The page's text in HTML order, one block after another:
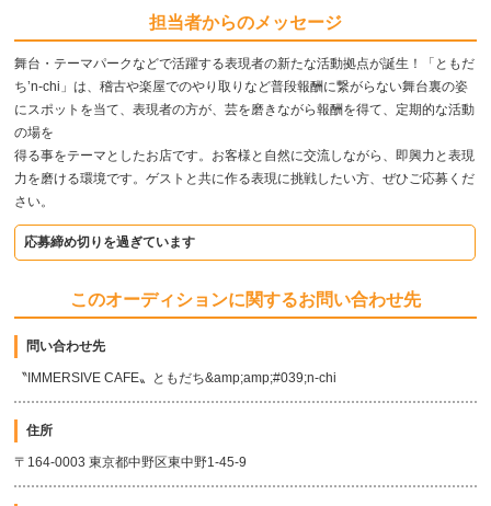
担当者からのメッセージ
舞台・テーマパークなどで活躍する表現者の新たな活動拠点が誕生！「ともだ
ち’n-chi」は、稽古や楽屋でのやり取りなど普段報酬に繋がらない舞台裏の姿
にスポットを当て、表現者の方が、芸を磨きながら報酬を得て、定期的な活動
の場を
得る事をテーマとしたお店です。お客様と自然に交流しながら、即興力と表現
力を磨ける環境です。ゲストと共に作る表現に挑戦したい方、ぜひご応募くだ
さい。
応募締め切りを過ぎています
このオーディションに関するお問い合わせ先
問い合わせ先
〝IMMERSIVE CAFE〟ともだち&amp;amp;#039;n-chi
住所
〒164-0003 東京都中野区東中野1-45-9